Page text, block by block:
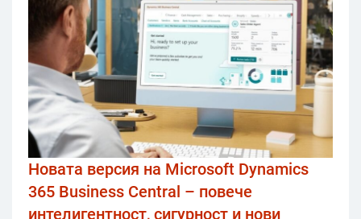
Новата версия на Microsoft Dynamics
365 Business Central – повече
интелигентност, сигурност и нови